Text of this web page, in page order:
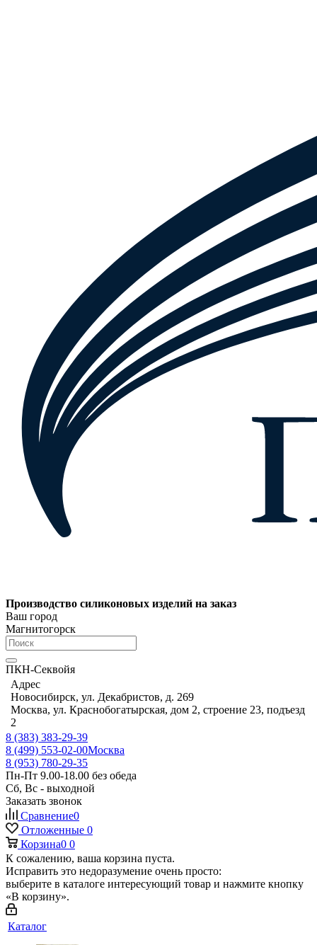
Производство силиконовых изделий на заказ
Ваш город
Магнитогорск
ПКН-Секвойя
Адрес
Новосибирск, ул. Декабристов, д. 269
Москва, ул. Краснобогатырская, дом 2, строение 23, подъезд
2
8 (383) 383-29-39
8 (499) 553-02-00Москва
8 (953) 780-29-35
Пн-Пт 9.00-18.00 без обеда
Сб, Вс - выходной
Заказать звонок
Сравнение0
Отложенные 0
Корзина0 0
К сожалению, ваша корзина пуста.
Исправить это недоразумение очень просто:
выберите в каталоге интересующий товар и нажмите кнопку
«В корзину».
Каталог